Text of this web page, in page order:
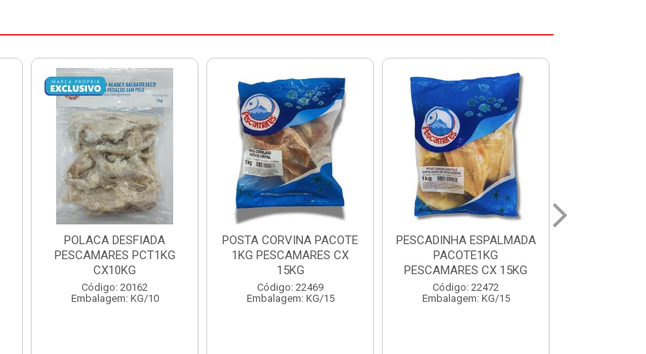
POSTA CORVINA PACOTE
1KG PESCAMARES CX
15KG
Código: 22469
Embalagem: KG/15
PESCADINHA ESPALMADA
PACOTE1KG
PESCAMARES CX 15KG
Código: 22472
Embalagem: KG/15
FILE DE PANGA PREMIUM
PACOTE 1KG CAIXA 10KG
Código: 20021
Embalagem: KG/10